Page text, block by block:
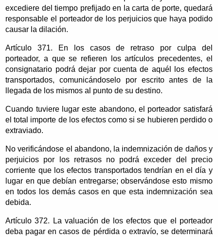
excediere del tiempo prefijado en la carta de porte, quedará
responsable el porteador de los perjuicios que haya podido
causar la dilación.
Artículo 371. En los casos de retraso por culpa del
porteador, a que se refieren los artículos precedentes, el
consignatario podrá dejar por cuenta de aquél los efectos
transportados, comunicándoselo por escrito antes de la
llegada de los mismos al punto de su destino.
Cuando tuviere lugar este abandono, el porteador satisfará
el total importe de los efectos como si se hubieren perdido o
extraviado.
No verificándose el abandono, la indemnización de daños y
perjuicios por los retrasos no podrá exceder del precio
corriente que los efectos transportados tendrían en el día y
lugar en que debían entregarse; observándose esto mismo
en todos los demás casos en que esta indemnización sea
debida.
Artículo 372. La valuación de los efectos que el porteador
deba pagar en casos de pérdida o extravío, se determinará